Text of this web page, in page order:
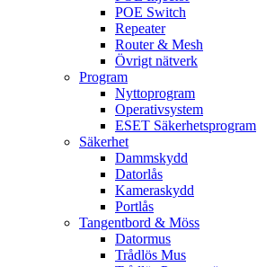
POE Switch
Repeater
Router & Mesh
Övrigt nätverk
Program
Nyttoprogram
Operativsystem
ESET Säkerhetsprogram
Säkerhet
Dammskydd
Datorlås
Kameraskydd
Portlås
Tangentbord & Möss
Datormus
Trådlös Mus